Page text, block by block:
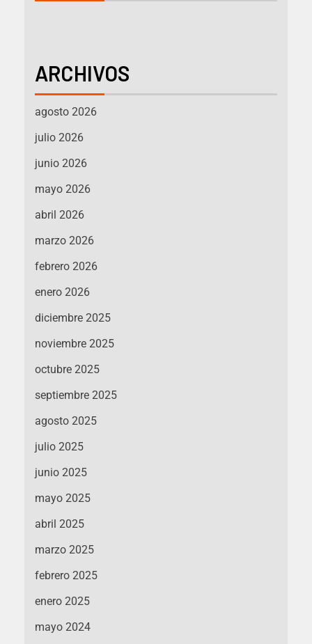
ARCHIVOS
agosto 2026
julio 2026
junio 2026
mayo 2026
abril 2026
marzo 2026
febrero 2026
enero 2026
diciembre 2025
noviembre 2025
octubre 2025
septiembre 2025
agosto 2025
julio 2025
junio 2025
mayo 2025
abril 2025
marzo 2025
febrero 2025
enero 2025
mayo 2024